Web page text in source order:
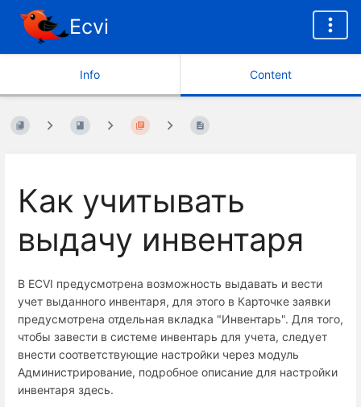
Ecvi
Info Content
Как учитывать
выдачу инвентаря
В ECVI предусмотрена возможность выдавать и вести
учет выданного инвентаря, для этого в Карточке заявки
предусмотрена отдельная вкладка "Инвентарь". Для того,
чтобы завести в системе инвентарь для учета, следует
внести соответствующие настройки через модуль
Администрирование, подробное описание для настройки
инвентаря здесь.